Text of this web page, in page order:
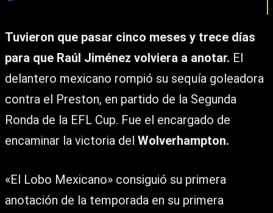
Tuvieron que pasar cinco meses y trece días
para que Raúl Jiménez volviera a anotar. El
delantero mexicano rompió su sequía goleadora
contra el Preston, en partido de la Segunda
Ronda de la EFL Cup. Fue el encargado de
encaminar la victoria del Wolverhampton.
«El Lobo Mexicano» consiguió su primera
anotación de la temporada en su primera